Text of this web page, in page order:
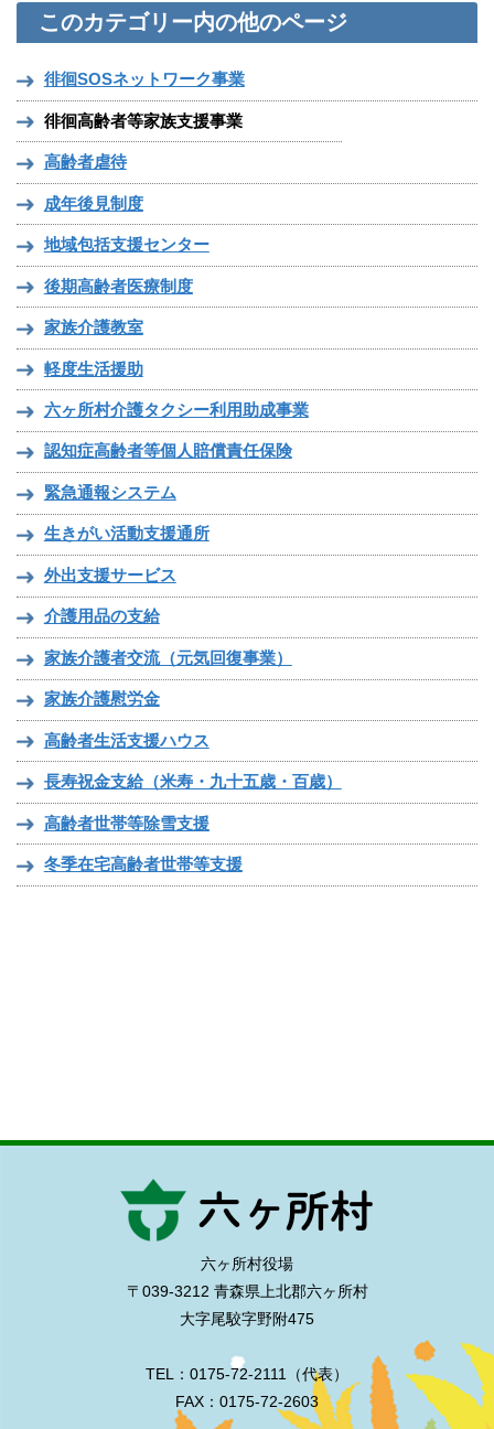
このカテゴリー内の他のページ
徘徊SOSネットワーク事業
徘徊高齢者等家族支援事業
高齢者虐待
成年後見制度
地域包括支援センター
後期高齢者医療制度
家族介護教室
軽度生活援助
六ヶ所村介護タクシー利用助成事業
認知症高齢者等個人賠償責任保険
緊急通報システム
生きがい活動支援通所
外出支援サービス
介護用品の支給
家族介護者交流（元気回復事業）
家族介護慰労金
高齢者生活支援ハウス
長寿祝金支給（米寿・九十五歳・百歳）
高齢者世帯等除雪支援
冬季在宅高齢者世帯等支援
六ヶ所村役場
〒039-3212 青森県上北郡六ヶ所村
大字尾駮字野附475
TEL：0175-72-2111（代表）
FAX：0175-72-2603